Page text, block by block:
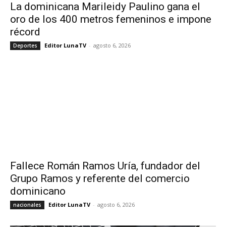
La dominicana Marileidy Paulino gana el
oro de los 400 metros femeninos e impone
récord
Deportes Editor LunaTV - agosto 6, 2026
Fallece Román Ramos Uría, fundador del
Grupo Ramos y referente del comercio
dominicano
nacionales Editor LunaTV - agosto 6, 2026